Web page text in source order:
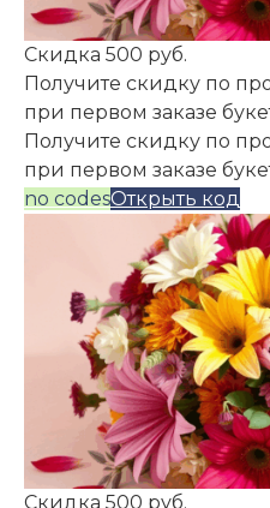
Скидка 500 руб.
Получите скидку по
при первом заказе
Получите скидку по
при первом заказе
no codesОткрыть код
Скидка 500 руб.